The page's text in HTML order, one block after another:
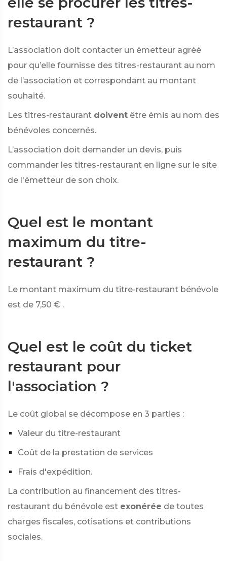
restaurant ?
L’association doit contacter un émetteur agréé
pour qu’elle fournisse des titres-restaurant au nom
de l’association et correspondant au montant
souhaité.
Les titres-restaurant doivent être émis au nom des
bénévoles concernés.
L’association doit demander un devis, puis
commander les titres-restaurant en ligne sur le site
de l'émetteur de son choix.
Quel est le montant
maximum du titre-
restaurant ?
Le montant maximum du titre-restaurant bénévole
est de 7,50 € .
Quel est le coût du ticket
restaurant pour
l'association ?
Le coût global se décompose en 3 parties :
Valeur du titre-restaurant
Coût de la prestation de services
Frais d'expédition.
La contribution au financement des titres-
restaurant du bénévole est exonérée de toutes
charges fiscales, cotisations et contributions
sociales.